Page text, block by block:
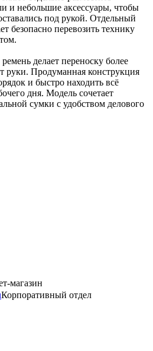
и небольшие аксессуары, чтобы
под рукой. Отдельный
безопасно перевозить технику
делает переноску более
руки. Продуманная конструкция
и быстро находить всё
дня. Модель сочетает
сумки с удобством делового
магазин
Корпоративный отдел